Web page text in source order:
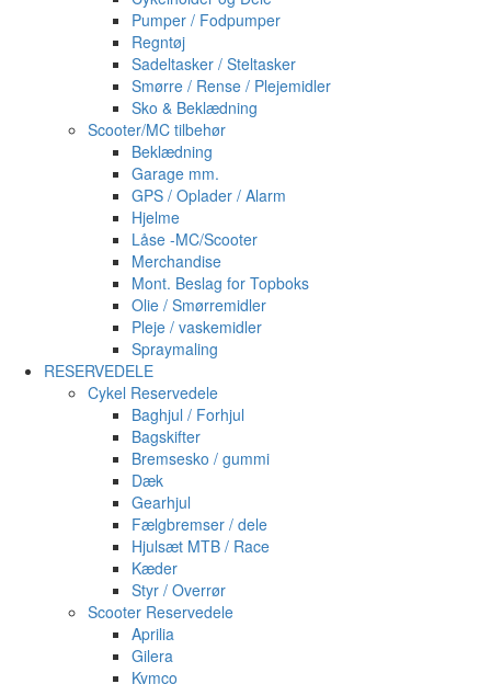
Pumper / Fodpumper
Regntøj
Sadeltasker / Steltasker
Smørre / Rense / Plejemidler
Sko & Beklædning
Scooter/MC tilbehør
Beklædning
Garage mm.
GPS / Oplader / Alarm
Hjelme
Låse -MC/Scooter
Merchandise
Mont. Beslag for Topboks
Olie / Smørremidler
Pleje / vaskemidler
Spraymaling
RESERVEDELE
Cykel Reservedele
Baghjul / Forhjul
Bagskifter
Bremsesko / gummi
Dæk
Gearhjul
Fælgbremser / dele
Hjulsæt MTB / Race
Kæder
Styr / Overrør
Scooter Reservedele
Aprilia
Gilera
Kymco